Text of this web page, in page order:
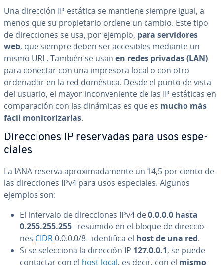
Una dirección IP estática se mantiene siempre igual, a
menos que su pro­pie­ta­rio ordene un cambio. Este tipo
de di­re­c­cio­nes se usa, por ejemplo, para se­r­vi­do­res
web, que siempre deben ser ac­ce­si­bles mediante un
mismo URL. También se usan en redes privadas (LAN)
para conectar con una impresora local o con otro
ordenador en la red doméstica. Desde el punto de vista
del usuario, el mayor in­co­n­ve­nie­n­te de las IP estáticas en
co­m­pa­ra­ción con las dinámicas es que es mucho más
fácil mo­ni­to­ri­zar­las.
Di­re­c­cio­nes IP re­se­r­va­das para usos es­pe­
cia­les
La IANA reserva apro­xi­ma­da­me­n­te un 14,5 por ciento de
las di­re­c­cio­nes IPv4 para usos es­pe­cia­les. Algunos
ejemplos son:
El intervalo de di­re­c­cio­nes IPv4 de0.0.0.0 hasta
0.255.255.255–resumido en el bloque de di­re­c­cio­
nes CIDR0.0.0.0/8– ide­n­ti­fi­ca el host de una red.
Si se se­le­c­cio­na la dirección IP 127.0.0.1, se puede
contactar con el host local, es decir, con el mismo